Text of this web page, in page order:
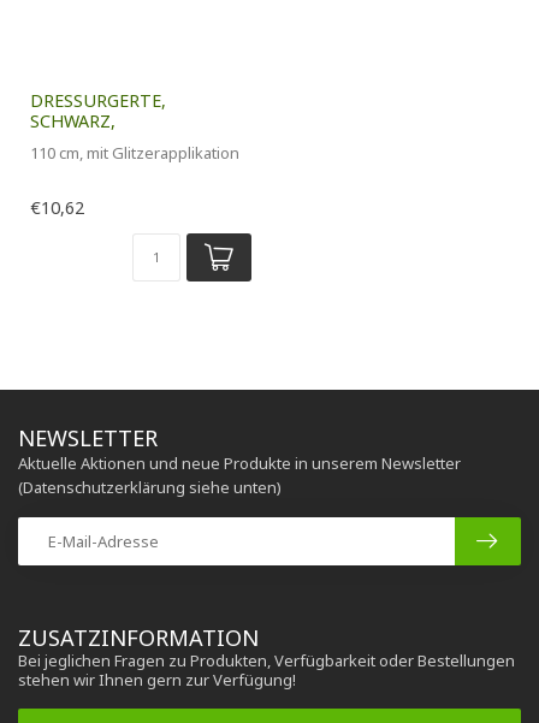
DRESSURGERTE,
SCHWARZ,
110 cm, mit Glitzerapplikation
€10,62
ZUSATZINFORMATION
Bei jeglichen Fragen zu Produkten, Verfügbarkeit oder Bestellungen
stehen wir Ihnen gern zur Verfügung!
NEWSLETTER
Aktuelle Aktionen und neue Produkte in unserem Newsletter
(Datenschutzerklärung siehe unten)